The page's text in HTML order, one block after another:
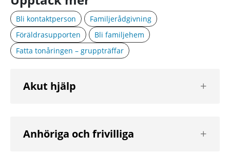
Bli kontaktperson
Familjerådgivning
Föräldrasupporten
Bli familjehem
Fatta tonåringen – gruppträffar
Akut hjälp
nästa
Anhöriga och frivilliga
nästa